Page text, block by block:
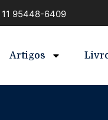
11 95448-6409
Artigos